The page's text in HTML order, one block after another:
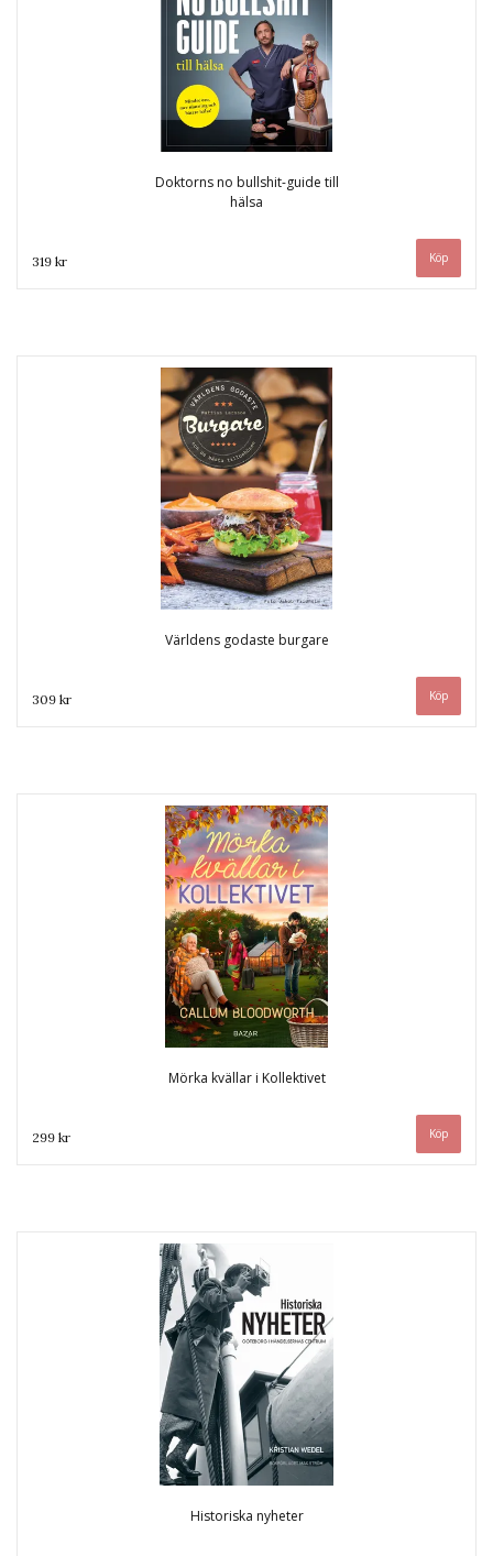
Doktorns no bullshit-guide till
hälsa
319 kr
Världens godaste burgare
309 kr
Mörka kvällar i Kollektivet
299 kr
Historiska nyheter